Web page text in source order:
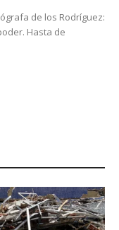
de los Rodríguez:
Hasta de